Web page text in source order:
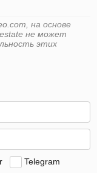
на основе
не может
этих
Telegram